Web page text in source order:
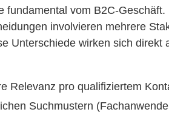
fundamental vom B2C-Geschäft.
involvieren mehrere
Unterschiede wirken sich direkt
Relevanz pro qualifiziertem
Suchmustern